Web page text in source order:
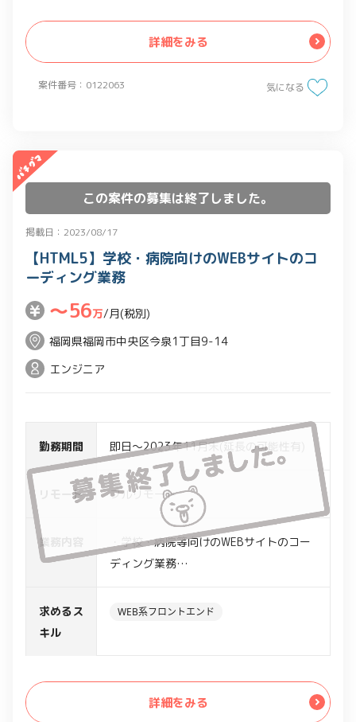
案件番号：0122063
詳細をみる
気になる
この案件の募集は終了しました。
掲載日：2023/08/17
【HTML5】学校・病院向けのWEBサイトのコ
ーディング業務
〜56万/月(税別)
福岡県福岡市中央区今泉1丁目9-14
エンジニア
勤務期間 即日～2023年11月末(延長の可能性有)
リモート フルリモート
業務内容
・学校・病院等向けのWEBサイトのコー
ディング業務​
成、改修業務
求めるス
キル
WEB系フロントエンド
詳細をみる